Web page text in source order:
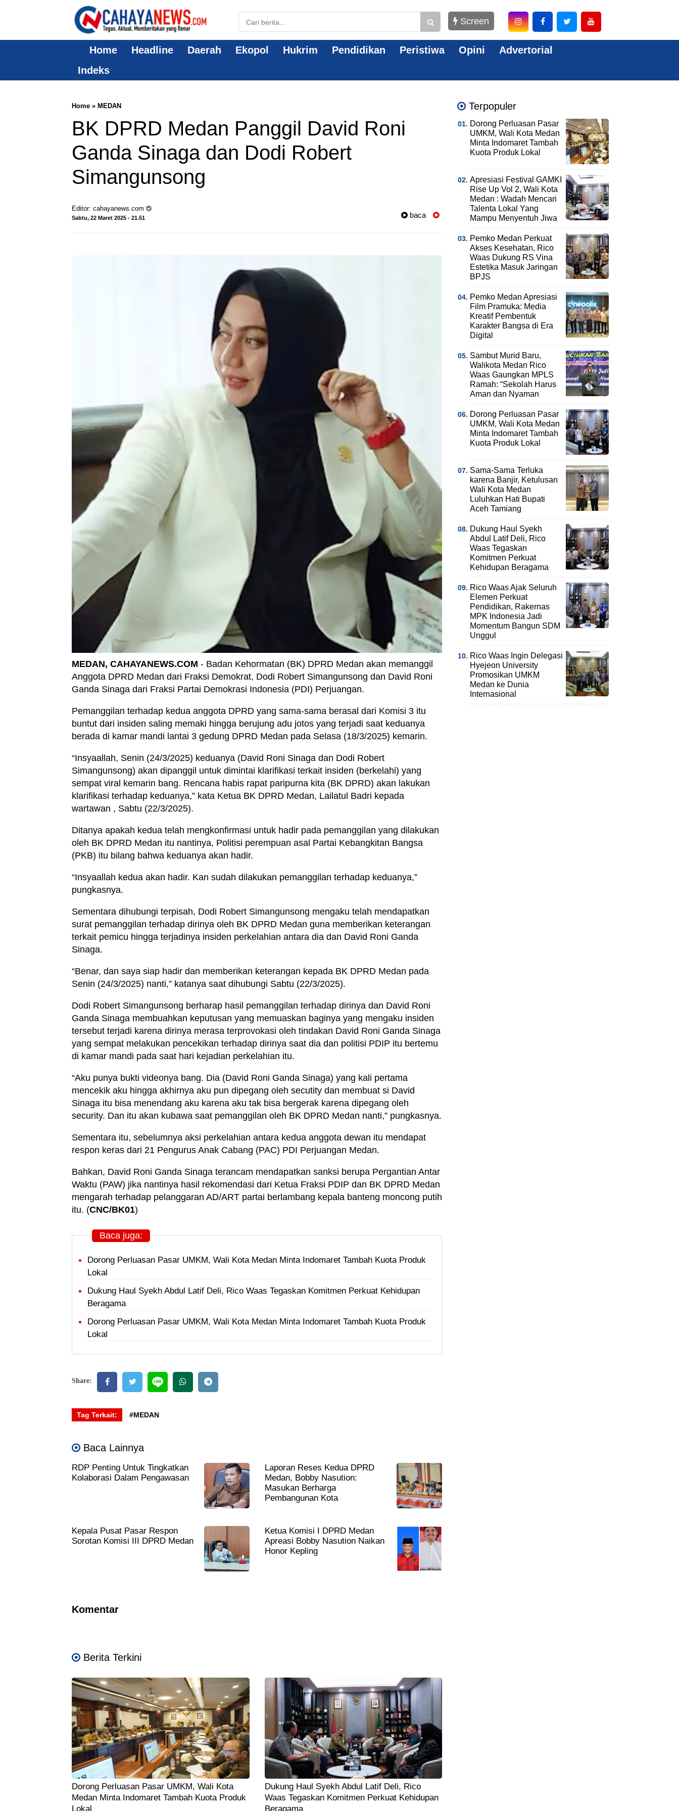
Screen
Home Headline Daerah Ekopol Hukrim Pendidikan Peristiwa Opini
Advertorial
Indeks
Home » MEDAN
BK DPRD Medan Panggil David Roni
Ganda Sinaga dan Dodi Robert
Simangunsong
Editor: cahayanews.com
Sabtu, 22 Maret 2025 - 21.51 baca
MEDAN, CAHAYANEWS.COM - Badan Kehormatan (BK) DPRD Medan akan memanggil
Anggota DPRD Medan dari Fraksi Demokrat, Dodi Robert Simangunsong dan David Roni
Ganda Sinaga dari Fraksi Partai Demokrasi Indonesia (PDI) Perjuangan.
Pemanggilan terhadap kedua anggota DPRD yang sama-sama berasal dari Komisi 3 itu
buntut dari insiden saling memaki hingga berujung adu jotos yang terjadi saat keduanya
berada di kamar mandi lantai 3 gedung DPRD Medan pada Selasa (18/3/2025) kemarin.
“Insyaallah, Senin (24/3/2025) keduanya (David Roni Sinaga dan Dodi Robert
Simangunsong) akan dipanggil untuk dimintai klarifikasi terkait insiden (berkelahi) yang
sempat viral kemarin bang. Rencana habis rapat paripurna kita (BK DPRD) akan lakukan
klarifikasi terhadap keduanya,” kata Ketua BK DPRD Medan, Lailatul Badri kepada
wartawan , Sabtu (22/3/2025).
Ditanya apakah kedua telah mengkonfirmasi untuk hadir pada pemanggilan yang dilakukan
oleh BK DPRD Medan itu nantinya, Politisi perempuan asal Partai Kebangkitan Bangsa
(PKB) itu bilang bahwa keduanya akan hadir.
“Insyaallah kedua akan hadir. Kan sudah dilakukan pemanggilan terhadap keduanya,”
pungkasnya.
Sementara dihubungi terpisah, Dodi Robert Simangunsong mengaku telah mendapatkan
surat pemanggilan terhadap dirinya oleh BK DPRD Medan guna memberikan keterangan
terkait pemicu hingga terjadinya insiden perkelahian antara dia dan David Roni Ganda
Sinaga.
“Benar, dan saya siap hadir dan memberikan keterangan kepada BK DPRD Medan pada
Senin (24/3/2025) nanti,” katanya saat dihubungi Sabtu (22/3/2025).
Dodi Robert Simangunsong berharap hasil pemanggilan terhadap dirinya dan David Roni
Ganda Sinaga membuahkan keputusan yang memuaskan baginya yang mengaku insiden
tersebut terjadi karena dirinya merasa terprovokasi oleh tindakan David Roni Ganda Sinaga
yang sempat melakukan pencekikan terhadap dirinya saat dia dan politisi PDIP itu bertemu
di kamar mandi pada saat hari kejadian perkelahian itu.
“Aku punya bukti videonya bang. Dia (David Roni Ganda Sinaga) yang kali pertama
mencekik aku hingga akhirnya aku pun dipegang oleh secutity dan membuat si David
Sinaga itu bisa menendang aku karena aku tak bisa bergerak karena dipegang oleh
security. Dan itu akan kubawa saat pemanggilan oleh BK DPRD Medan nanti,” pungkasnya.
Sementara itu, sebelumnya aksi perkelahian antara kedua anggota dewan itu mendapat
respon keras dari 21 Pengurus Anak Cabang (PAC) PDI Perjuangan Medan.
Bahkan, David Roni Ganda Sinaga terancam mendapatkan sanksi berupa Pergantian Antar
Waktu (PAW) jika nantinya hasil rekomendasi dari Ketua Fraksi PDIP dan BK DPRD Medan
mengarah terhadap pelanggaran AD/ART partai berlambang kepala banteng moncong putih
itu. (CNC/BK01)
Baca juga:
Dorong Perluasan Pasar UMKM, Wali Kota Medan Minta Indomaret Tambah Kuota Produk
Lokal
Dukung Haul Syekh Abdul Latif Deli, Rico Waas Tegaskan Komitmen Perkuat Kehidupan
Beragama
Dorong Perluasan Pasar UMKM, Wali Kota Medan Minta Indomaret Tambah Kuota Produk
Lokal
Share:
Tag Terkait: #MEDAN
Baca Lainnya
RDP Penting Untuk Tingkatkan
Kolaborasi Dalam Pengawasan
Laporan Reses Kedua DPRD
Medan, Bobby Nasution:
Masukan Berharga
Pembangunan Kota
Kepala Pusat Pasar Respon
Sorotan Komisi III DPRD Medan
Ketua Komisi I DPRD Medan
Apreasi Bobby Nasution Naikan
Honor Kepling
Komentar
Berita Terkini
Dorong Perluasan Pasar UMKM, Wali Kota
Medan Minta Indomaret Tambah Kuota Produk
Lokal
Dukung Haul Syekh Abdul Latif Deli, Rico
Waas Tegaskan Komitmen Perkuat Kehidupan
Beragama
Terpopuler
Dorong Perluasan Pasar
UMKM, Wali Kota Medan
Minta Indomaret Tambah
Kuota Produk Lokal
Apresiasi Festival GAMKI
Rise Up Vol 2, Wali Kota
Medan : Wadah Mencari
Talenta Lokal Yang
Mampu Menyentuh Jiwa
Pemko Medan Perkuat
Akses Kesehatan, Rico
Waas Dukung RS Vina
Estetika Masuk Jaringan
BPJS
Pemko Medan Apresiasi
Film Pramuka: Media
Kreatif Pembentuk
Karakter Bangsa di Era
Digital
Sambut Murid Baru,
Walikota Medan Rico
Waas Gaungkan MPLS
Ramah: “Sekolah Harus
Aman dan Nyaman
Dorong Perluasan Pasar
UMKM, Wali Kota Medan
Minta Indomaret Tambah
Kuota Produk Lokal
Sama-Sama Terluka
karena Banjir, Ketulusan
Wali Kota Medan
Luluhkan Hati Bupati
Aceh Tamiang
Dukung Haul Syekh
Abdul Latif Deli, Rico
Waas Tegaskan
Komitmen Perkuat
Kehidupan Beragama
Rico Waas Ajak Seluruh
Elemen Perkuat
Pendidikan, Rakernas
MPK Indonesia Jadi
Momentum Bangun SDM
Unggul
Rico Waas Ingin Delegasi
Hyejeon University
Promosikan UMKM
Medan ke Dunia
Internasional